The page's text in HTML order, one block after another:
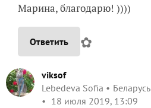
Марина, благодарю! ))))
Ответить ✿
viksof
Lebedeva Sofia
Беларусь
18 июля 2019, 13:09